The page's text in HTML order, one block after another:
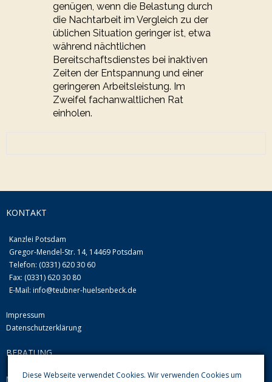
genügen, wenn die Belastung durch
die Nachtarbeit im Vergleich zu der
üblichen Situation geringer ist, etwa
während nächtlichen
Bereitschaftsdienstes bei inaktiven
Zeiten der Entspannung und einer
geringeren Arbeitsleistung. Im
Zweifel fachanwaltlichen Rat
einholen.
KONTAKT
Kanzlei Potsdam
Gregor-Mendel-Str. 14, 14469 Potsdam
Telefon: (0331) 620 30 60
Fax: (0331) 620 30 80
E-Mail: info@teubner-huelsenbeck.de
Impressum
Datenschutzerklärung
BERATUNG
Mo-Do von 09.00 Uhr-12.00 Uhr und 13.00-16.00 Uhr
Diese Webseite verwendet Cookies. Wir verwenden Cookies um